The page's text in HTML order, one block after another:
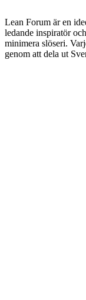
Lean Forum är en
ledande inspiratör
minimera slöseri.
genom att dela ut